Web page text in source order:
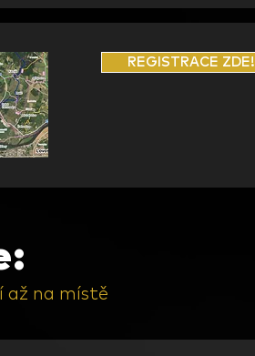
REGISTRACE ZDE!
až na místě